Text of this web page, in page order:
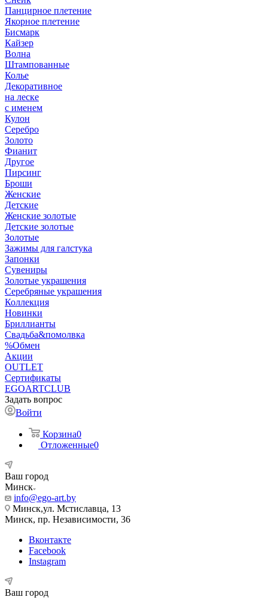
Панцирное плетение
Якорное плетение
Бисмарк
Кайзер
Волна
Штампованные
Колье
Декоративное
на леске
с именем
Кулон
Серебро
Золото
Фианит
Другое
Пирсинг
Броши
Женские
Детские
Женские золотые
Детские золотые
Золотые
Зажимы для галстука
Запонки
Сувениры
Золотые украшения
Серебряные украшения
Коллекция
Новинки
Бриллианты
Свадьба&помолвка
%Обмен
Акции
OUTLET
Сертификаты
EGOARTCLUB
Задать вопрос
Войти
Корзина0
Отложенные0
Ваш город
Минск
info@ego-art.by
Минск,ул. Мстиславца, 13
Минск, пр. Независимости, 36
Вконтакте
Facebook
Instagram
Ваш город